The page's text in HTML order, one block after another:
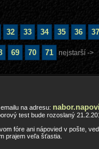
32 33 34 35 36 37
69 70 71 nejstarší ->
na adresu:
test bude rozoslaný
fóre ani nápovied v pošte,
prajem veľa šťastia.